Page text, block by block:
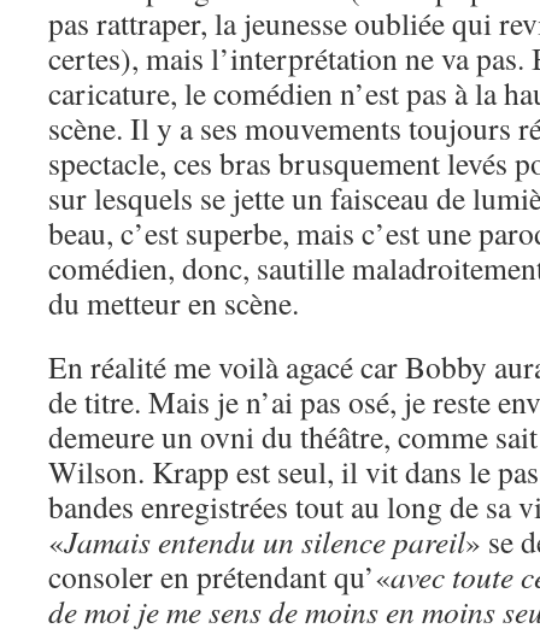
pas rattraper, la jeunesse oubliée qui
certes), mais l’interprétation ne va
caricature, le comédien n’est pas à la
scène. Il y a ses mouvements toujours
spectacle, ces bras brusquement levés
sur lesquels se jette un faisceau de
beau, c’est superbe, mais c’est une
comédien, donc, sautille
du metteur en scène.
En réalité me voilà agacé car Bobby
de titre. Mais je n’ai pas osé, je reste
demeure un ovni du théâtre, comme
Wilson. Krapp est seul, il vit dans le
bandes enregistrées tout au long de sa
«Jamais entendu un silence pareil» se
consoler en prétendant qu’«avec toute
de moi je me sens de moins en moins